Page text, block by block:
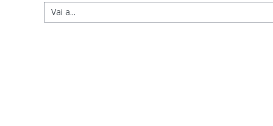
Vai a...